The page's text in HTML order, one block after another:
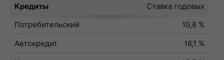
Кредиты
Ставка годовых
Потребительский
10,8 %
Автокредит
16,1 %